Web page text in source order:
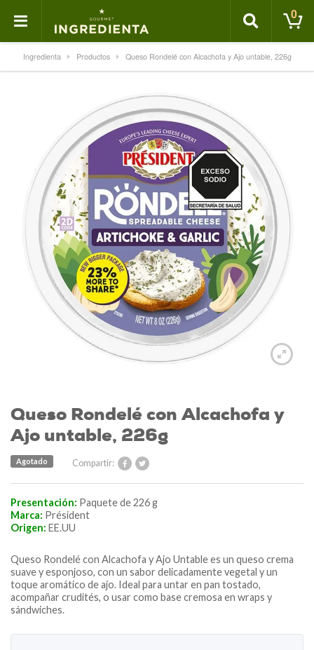
0
Ingredienta Productos Queso Rondelé con Alcachofa y Ajo untable, 226g
Queso Rondelé con Alcachofa y
Ajo untable, 226g
Compartir:
Agotado
Presentación: Paquete de 226 g
Marca: Président
Origen: EE.UU
Queso Rondelé con Alcachofa y Ajo Untable es un queso crema
suave y esponjoso, con un sabor delicadamente vegetal y un
toque aromático de ajo. Ideal para untar en pan tostado,
acompañar crudités, o usar como base cremosa en wraps y
sándwiches.